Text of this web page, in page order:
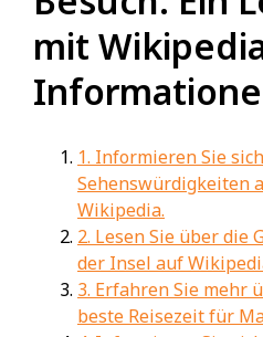
mit
1. Informieren Sie
Sehenswürdigkeiten
Wikipedia.
2. Lesen Sie über die
der Insel auf
3. Erfahren Sie mehr
beste Reisezeit für